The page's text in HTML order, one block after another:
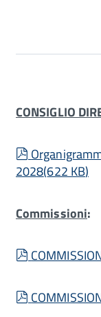
CONSIGLIO
pdf
2028(622 KB)
Commissioni:
pdf
pdf